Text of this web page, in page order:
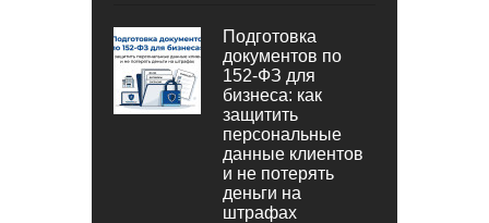
Подготовка
документов по
152‑ФЗ для
бизнеса: как
защитить
персональные
данные клиентов
и не потерять
деньги на
штрафах